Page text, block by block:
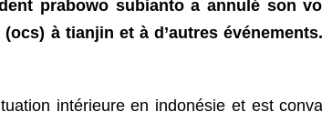
prabowo subianto a annulé son
à tianjin et à d’autres
intérieure en indonésie et est